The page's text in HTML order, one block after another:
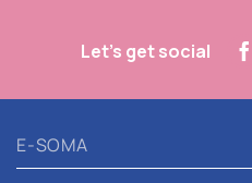
Let's get social
E-SOMA